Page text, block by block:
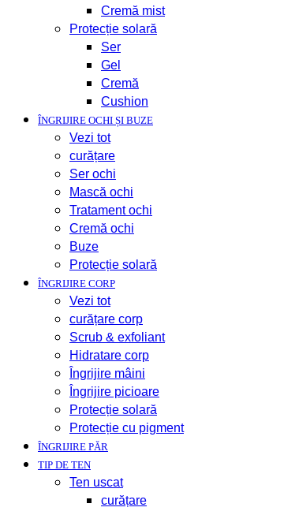
Cremă mist
Protecție solară
Ser
Gel
Cremă
Cushion
ÎNGRIJIRE OCHI ȘI BUZE
Vezi tot
curățare
Ser ochi
Mască ochi
Tratament ochi
Cremă ochi
Buze
Protecție solară
ÎNGRIJIRE CORP
Vezi tot
curățare corp
Scrub & exfoliant
Hidratare corp
Îngrijire mâini
Îngrijire picioare
Protecție solară
Protecție cu pigment
ÎNGRIJIRE PĂR
TIP DE TEN
Ten uscat
curățare